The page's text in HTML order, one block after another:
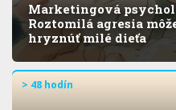
Marketingová
Roztomilá agresia
hryznúť milé dieťa
> 48 hodín